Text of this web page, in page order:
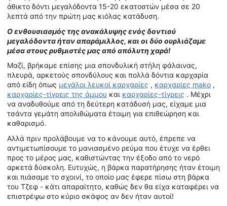
άθικτο δόντι μεγαλόδοντα 15-20 εκατοστών μέσα σε 20
λεπτά από την πρώτη μας κιόλας κατάδυση.
Ο ενθουσιασμός της ανακάλυψης ενός δοντιού
μεγαλόδοντα ήταν απαράμιλλος, και οι δύο ουρλιάζαμε
μέσα στους ρυθμιστές μας από απόλυτη χαρά!
Μαζί, βρήκαμε επίσης μια σπονδυλική στήλη φάλαινας,
πλευρά, αρκετούς σπονδύλους και πολλά δόντια καρχαρία
από είδη όπως μεγάλοι λευκοί καρχαρίες , καρχαρίες mako ,
καρχαρίες-τίγρεις της άμμου και καρχαρίες-τίγρεις . Μέχρι
να αναδυθούμε από τη δεύτερη κατάδυσή μας, είχαμε μια
τσάντα γεμάτη απολιθώματα έτοιμη για επιθεώρηση και
καθαρισμό.
Αλλά πριν προλάβουμε να το κάνουμε αυτό, έπρεπε να
αντιμετωπίσουμε το μανιασμένο ρεύμα που έτυχε να έρθει
προς το μέρος μας, καθιστώντας την έξοδο από το νερό
αρκετά δύσκολη. Ευτυχώς, η βάρκα παρατήρησης ήταν έτοιμη
και πιάσαμε το σχοινί, το οποίο μας έφερε πίσω στη βάρκα
του Τζεφ - κάτι απαραίτητο, καθώς δεν θα είχα καταφέρει να
επιστρέψω στο κύριο σκάφος αν δεν ήταν αυτοί!